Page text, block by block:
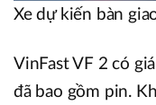
Xe dự kiến bàn
VinFast VF 2 có
đã bao gồm pin.